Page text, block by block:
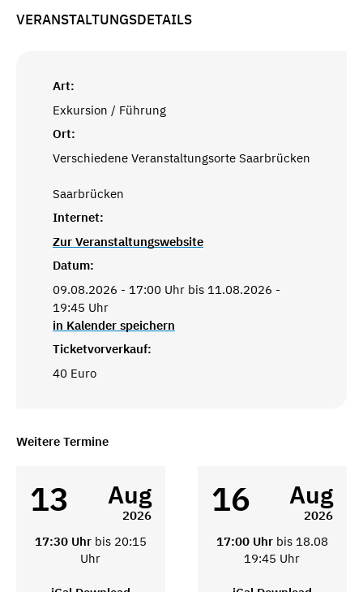
VERANSTALTUNGSDETAILS
Art:
Exkursion / Führung
Ort:
Verschiedene Veranstaltungsorte Saarbrücken
Saarbrücken
Internet:
Zur Veranstaltungswebsite
Datum:
09.08.2026 - 17:00 Uhr bis 11.08.2026 -
19:45 Uhr
in Kalender speichern
Ticketvorverkauf:
40 Euro
Weitere Termine
13 Aug
2026
17:30 Uhr bis 20:15
Uhr
16 Aug
2026
17:00 Uhr bis 18.08
19:45 Uhr